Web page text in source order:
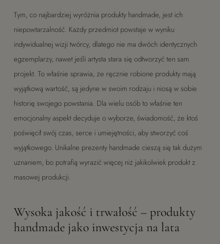
Tym, co najbardziej wyróżnia produkty handmade, jest ich
niepowtarzalność. Każdy przedmiot powstaje w wyniku
indywidualnej wizji twórcy, dlatego nie ma dwóch identycznych
egzemplarzy, nawet jeśli artysta stara się odtworzyć ten sam
projekt. To właśnie sprawia, że ręcznie robione produkty mają
wyjątkową wartość, są jedyne w swoim rodzaju i niosą w sobie
historię swojego powstania. Dla wielu osób to właśnie ten
emocjonalny aspekt decyduje o wyborze, świadomość, że ktoś
poświęcił swój czas, serce i umiejętności, aby stworzyć coś
wyjątkowego. Unikalne prezenty handmade cieszą się tak dużym
uznaniem, bo potrafią wyrazić więcej niż jakikolwiek produkt z
masowej produkcji.
Wysoka jakość i trwałość – produkty
handmade jako inwestycja na lata